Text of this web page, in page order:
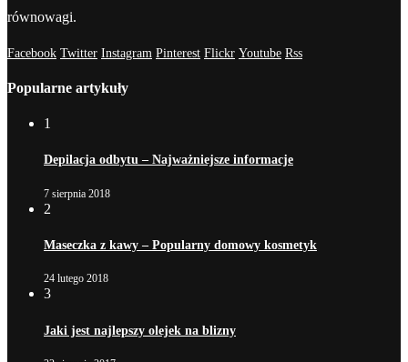
równowagi.
Facebook Twitter Instagram Pinterest Flickr Youtube Rss
Popularne artykuły
1
Depilacja odbytu – Najważniejsze informacje
7 sierpnia 2018
2
Maseczka z kawy – Popularny domowy kosmetyk
24 lutego 2018
3
Jaki jest najlepszy olejek na blizny